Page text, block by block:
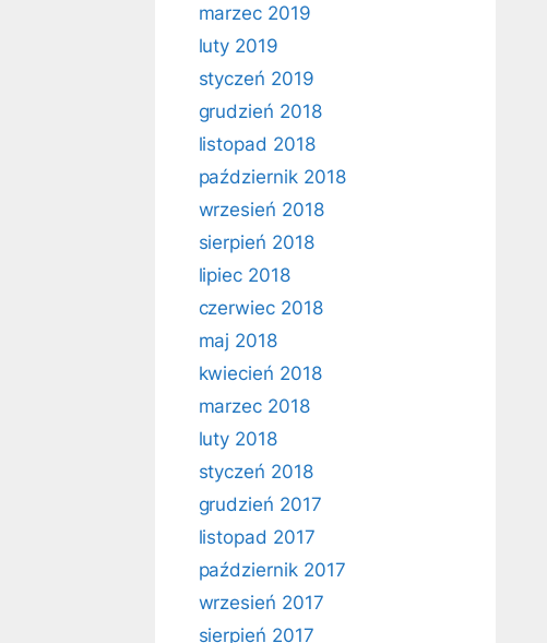
marzec 2019
luty 2019
styczeń 2019
grudzień 2018
listopad 2018
październik 2018
wrzesień 2018
sierpień 2018
lipiec 2018
czerwiec 2018
maj 2018
kwiecień 2018
marzec 2018
luty 2018
styczeń 2018
grudzień 2017
listopad 2017
październik 2017
wrzesień 2017
sierpień 2017